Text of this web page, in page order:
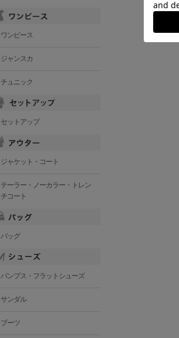
ワンピース
ジャンスカ
チュニック
セットアップ
ジャケット・コート
テーラー・ノーカラー・トレン
チコート
バッグ
パンプス・フラットシューズ
サンダル
ブーツ